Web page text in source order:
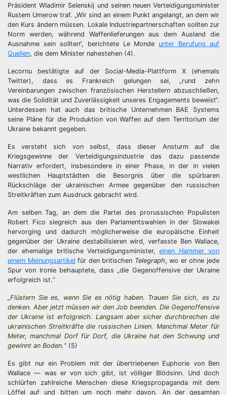
Präsident Wladimir Selenskij und seinen neuen Verteidigungsminister
Rustem Umerow traf. „Wir sind an einem Punkt angelangt, an dem wir
den Kurs ändern müssen. Lokale Industriepartnerschaften sollten zur
Norm werden, während Waffenlieferungen aus dem Ausland die
Ausnahme sein sollten“, berichtete Le Monde unter Berufung auf
Quellen, die dem Minister nahestehen (4).
Lecornu bestätigte auf der Social-Media-Plattform X (ehemals
Twitter), dass es Frankreich gelungen sei, „rund zehn
Vereinbarungen zwischen französischen Herstellern abzuschließen,
was die Solidität und Zuverlässigkeit unseres Engagements beweist“.
Unterdessen hat auch das britische Unternehmen BAE Systems
seine Pläne für die Produktion von Waffen auf dem Territorium der
Ukraine bekannt gegeben.
Es versteht sich von selbst, dass dieser Ansturm auf die
Kriegsgewinne der Verteidigungsindustrie das dazu passende
Narrativ erfordert, insbesondere in einer Phase, in der in vielen
westlichen Hauptstädten die Besorgnis über die spürbaren
Rückschläge der ukrainischen Armee gegenüber den russischen
Streitkräften zum Ausdruck gebracht wird.
Am selben Tag, an dem die Partei des prorussischen Populisten
Robert Fico siegreich aus den Parlamentswahlen in der Slowakei
hervorging und dadurch möglicherweise die europäische Einheit
gegenüber der Ukraine destabilisieren wird, verfasste Ben Wallace,
der ehemalige britische Verteidigungsminister,einen Hammer von
einem Meinungsartikel für den britischen Telegraph, wo er ohne jede
Spur von Ironie behauptete, dass „die Gegenoffensive der Ukraine
erfolgreich ist.“
„Flüstern Sie es, wenn Sie es nötig haben. Trauen Sie sich, es zu
denken. Aber jetzt müssen wir den Job beenden. Die Gegenoffensive
der Ukraine ist erfolgreich. Langsam aber sicher durchbrechen die
ukrainischen Streitkräfte die russischen Linien. Manchmal Meter für
Meter, manchmal Dorf für Dorf, die Ukraine hat den Schwung und
gewinnt an Boden.“(5)
Es gibt nur ein Problem mit der übertriebenen Euphorie von Ben
Wallace — was er von sich gibt, ist völliger Blödsinn. Und doch
schlürfen zahlreiche Menschen diese Kriegspropaganda mit dem
Löffel auf und bitten um noch mehr davon. An der gesamten